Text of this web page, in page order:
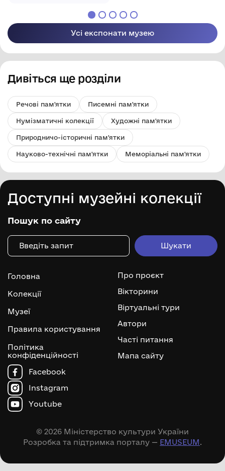
області
області
Усі експонати музею
Дивіться ще розділи
Речові пам'ятки Писемні пам'ятки
Нумізматичні колекції Художні пам'ятки
Природничо-історичні пам'ятки
Науково-технічні пам'ятки Меморіальні пам'ятки
Доступні музейні колекції
Пошук по сайту
Головна
Колекції
Музеї
Правила користування
Політика
конфіденційності
Про проєкт
Вікторини
Віртуальні тури
Автори
Часті питання
Мапа сайту
Facebook
Instagram
Youtube
© 2026 Міністерство культури України
Розробка та підтримка порталу — EMUSEUM.